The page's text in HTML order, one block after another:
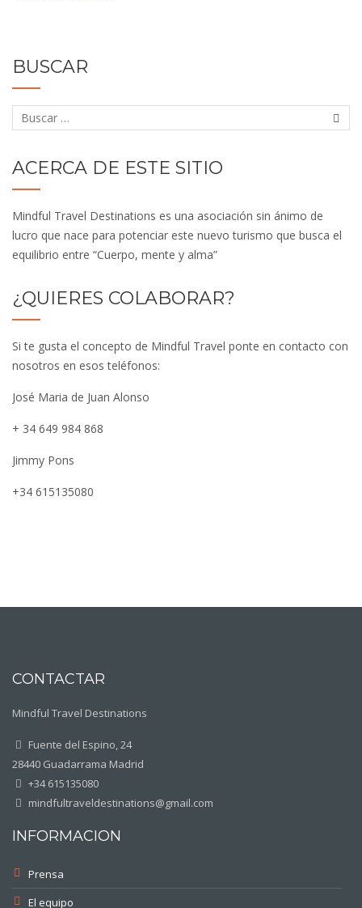
BUSCAR
ACERCA DE ESTE SITIO
Mindful Travel Destinations es una asociación sin ánimo de
lucro que nace para potenciar este nuevo turismo que busca el
equilibrio entre “Cuerpo, mente y alma”
¿QUIERES COLABORAR?
Si te gusta el concepto de Mindful Travel ponte en contacto con
nosotros en esos teléfonos:
José Maria de Juan Alonso
+ 34 649 984 868
Jimmy Pons
+34 615135080
CONTACTAR
Mindful Travel Destinations
Fuente del Espino, 24
28440 Guadarrama Madrid
+34 615135080
mindfultraveldestinations@gmail.com
INFORMACION
Prensa
El equipo